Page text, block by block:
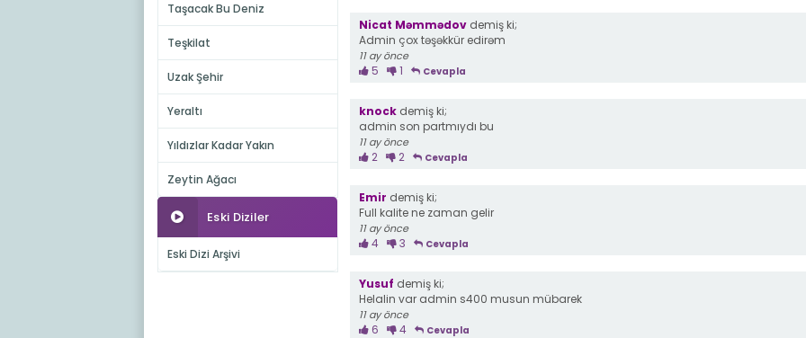
Taşacak Bu Deniz
Teşkilat
Uzak Şehir
Yeraltı
Yıldızlar Kadar Yakın
Zeytin Ağacı
Eski Diziler
Eski Dizi Arşivi
Nicat Məmmədov demiş ki;
Admin çox təşəkkür edirəm
11 ay önce
5 1 Cevapla
knock demiş ki;
admin son partmıydı bu
11 ay önce
2 2 Cevapla
Emir demiş ki;
Full kalite ne zaman gelir
11 ay önce
4 3 Cevapla
Yusuf demiş ki;
Helalin var admin s400 musun mübarek
11 ay önce
6 4 Cevapla